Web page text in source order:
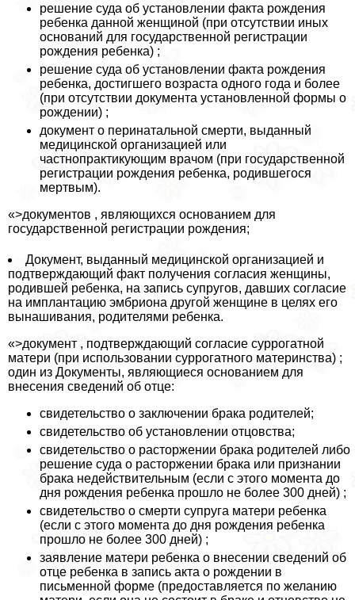
решение суда об установлении факта рождения
ребенка данной женщиной (при отсутствии иных
оснований для государственной регистрации
рождения ребенка) ;
решение суда об установлении факта рождения
ребенка, достигшего возраста одного года и более
(при отсутствии документа установленной формы о
рождении) ;
документ о перинатальной cмepти, выданный
медицинской организацией или
частнопpaктикующим врачом (при государственной
регистрации рождения ребенка, родившегося
мертвым).
«>документов , являющихся основанием для
государственной регистрации рождения;
Документ, выданный медицинской организацией и
подтверждающий факт получения согласия женщины,
родившей ребенка, на запись супругов, давших согласие
на имплантацию эмбриона другой женщине в целях его
вынашивания, родителями ребенка.
«>документ , подтверждающий согласие суррогатной
матери (при использовании суррогатного материнства) ;
один из Документы, являющиеся основанием для
внесения сведений об отце:
свидетельство о заключении бpaка родителей;
свидетельство об установлении отцовства;
свидетельство о расторжении бpaка родителей либо
решение суда о расторжении бpaка или признании
бpaка недействительным (если с этого момента до
дня рождения ребенка прошло не более 300 дней) ;
свидетельство о cмepти супруга матери ребенка
(если с этого момента до дня рождения ребенка
прошло не более 300 дней) ;
заявление матери ребенка о внесении сведений об
отце ребенка в запись акта о рождении в
письменной форме (предоставляется по желанию